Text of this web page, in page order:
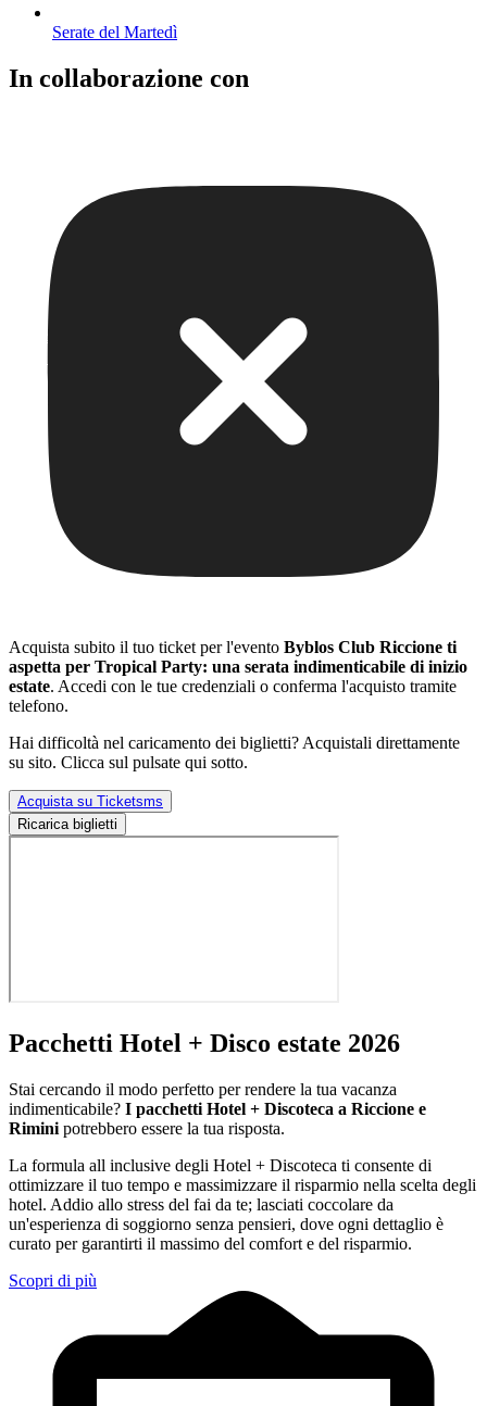
Serate del Martedì
In collaborazione con
Acquista subito il tuo ticket per l'evento Byblos Club Riccione ti
aspetta per Tropical Party: una serata indimenticabile di inizio
estate. Accedi con le tue credenziali o conferma l'acquisto tramite
telefono.
Hai difficoltà nel caricamento dei biglietti? Acquistali direttamente
su sito. Clicca sul pulsate qui sotto.
Acquista su Ticketsms
Ricarica biglietti
Pacchetti Hotel + Disco estate 2026
Stai cercando il modo perfetto per rendere la tua vacanza
indimenticabile? I pacchetti Hotel + Discoteca a Riccione e
Rimini potrebbero essere la tua risposta.
La formula all inclusive degli Hotel + Discoteca ti consente di
ottimizzare il tuo tempo e massimizzare il risparmio nella scelta degli
hotel. Addio allo stress del fai da te; lasciati coccolare da
un'esperienza di soggiorno senza pensieri, dove ogni dettaglio è
curato per garantirti il massimo del comfort e del risparmio.
Scopri di più